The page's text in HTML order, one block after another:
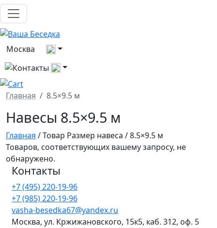
Москва
Выберите город
Все контакты
Главная 8.5×9.5 м
Навесы 8.5×9.5 м
Главная / Товар Размер навеса / 8.5×9.5 м
Товаров, соответствующих вашему запросу, не
обнаружено.
Контакты
+7 (495) 220-19-96
+7 (985) 220-19-96
vasha-besedka67@yandex.ru
Москва, ул. Кржижановского, 15к5, каб. 312, оф. 5